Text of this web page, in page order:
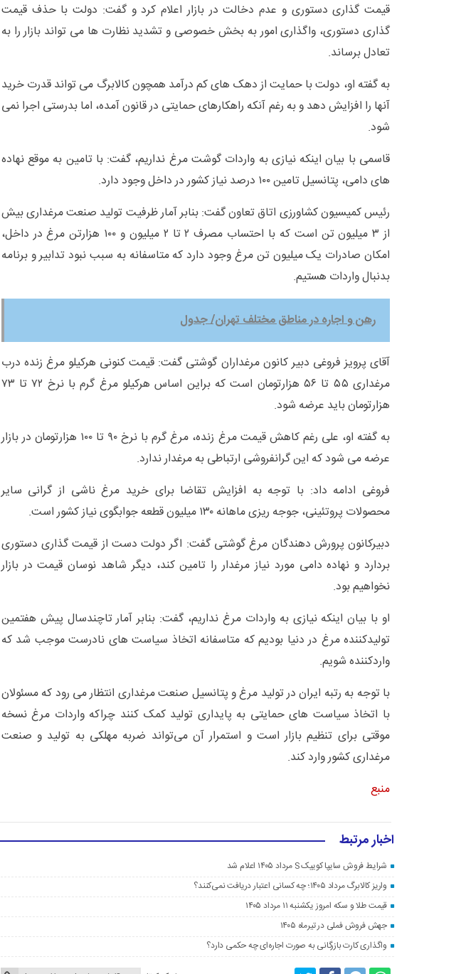
قیمت گذاری دستوری و عدم دخالت در بازار اعلام کرد و گفت: دولت با حذف قیمت
گذاری دستوری، واگذاری امور به بخش خصوصی و تشدید نظارت ها می تواند بازار را به
تعادل برساند.
به گفته او، دولت با حمایت از دهک های کم درآمد همچون کالابرگ می تواند قدرت خرید
آنها را افزایش دهد و به رغم آنکه راهکارهای حمایتی در قانون آمده، اما بدرستی اجرا نمی
شود.
قاسمی با بیان اینکه نیازی به واردات گوشت مرغ نداریم، گفت: با تامین به موقع نهاده
های دامی، پتانسیل تامین ۱۰۰ درصد نیاز کشور در داخل وجود دارد.
رئیس کمیسیون کشاورزی اتاق تعاون گفت: بنابر آمار ظرفیت تولید صنعت مرغداری بیش
از ۳ میلیون تن است که با احتساب مصرف ۲ تا ۲ میلیون و ۱۰۰ هزارتن مرغ در داخل،
امکان صادرات یک میلیون تن مرغ وجود دارد که متاسفانه به سبب نبود تدابیر و برنامه
بدنبال واردات هستیم.
رهن و اجاره در مناطق مختلف تهران/ جدول
آقای پرویز فروغی دبیر کانون مرغداران گوشتی گفت: قیمت کنونی هرکیلو مرغ زنده درب
مرغداری ۵۵ تا ۵۶ هزارتومان است که براین اساس هرکیلو مرغ گرم با نرخ ۷۲ تا ۷۳
هزارتومان باید عرضه شود.
به گفته او، علی رغم کاهش قیمت مرغ زنده، مرغ گرم با نرخ ۹۰ تا ۱۰۰ هزارتومان در بازار
عرضه می شود که این گرانفروشی ارتباطی به مرغدار ندارد.
فروغی ادامه داد: با توجه به افزایش تقاضا برای خرید مرغ ناشی از گرانی سایر
محصولات پروتئینی، جوجه ریزی ماهانه ۱۳۰ میلیون قطعه جوابگوی نیاز کشور است.
دبیرکانون پرورش دهندگان مرغ گوشتی گفت: اگر دولت دست از قیمت گذاری دستوری
بردارد و نهاده دامی مورد نیاز مرغدار را تامین کند، دیگر شاهد نوسان قیمت در بازار
نخواهیم بود.
او با بیان اینکه نیازی به واردات مرغ نداریم، گفت: بنابر آمار تاچندسال پیش هفتمین
تولیدکننده مرغ در دنیا بودیم که متاسفانه اتخاذ سیاست های نادرست موجب شد که
واردکننده شویم.
با توجه به رتبه ایران در تولید مرغ و پتانسیل صنعت مرغداری انتظار می رود که مسئولان
با اتخاذ سیاست های حمایتی به پایداری تولید کمک کنند چراکه واردات مرغ نسخه
موقتی برای تنظیم بازار است و استمرار آن می‌تواند ضربه مهلکی به تولید و صنعت
مرغداری کشور وارد کند.
منبع
اخبار مرتبط
شرایط فروش سایپا کوییک S مرداد ۱۴۰۵ اعلام شد
واریز کالابرگ مرداد ۱۴۰۵؛ چه کسانی اعتبار دریافت نمی‌کنند؟
قیمت طلا و سکه امروز یکشنبه ۱۱ مرداد ۱۴۰۵
جهش فروش فملی در تیرماه ۱۴۰۵
واگذاری کارت بازرگانی به صورت اجاره‌ای چه حکمی دارد؟